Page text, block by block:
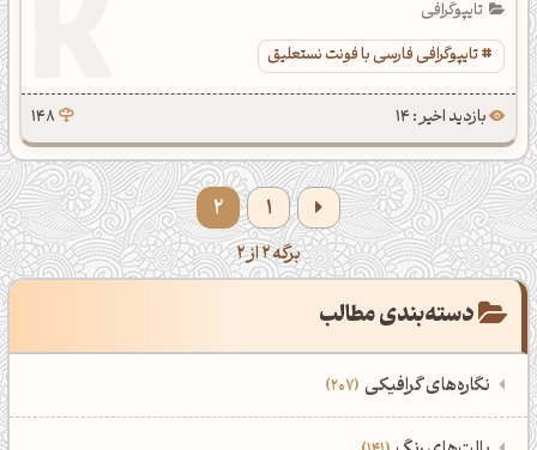
تایپوگرافی
تایپوگرافی فارسی با فونت نستعلیق
بازدید اخیر : 14 148
1
2
برگه 2 از 2
دسته‌بندی مطالب
نگاره‌های گرافیکی 207